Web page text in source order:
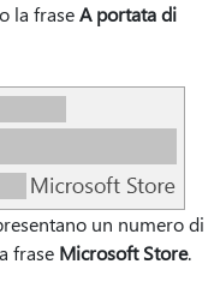
la fraseA portata di
un numero di
frase Microsoft Store.